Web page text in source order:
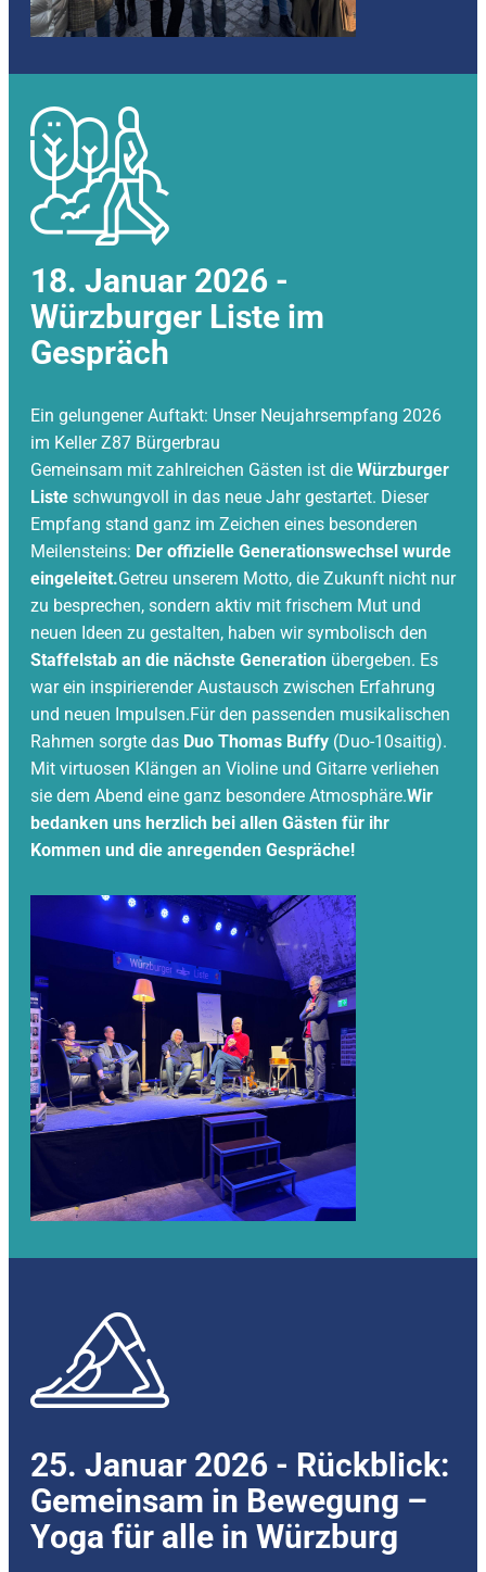
18. Januar 2026 -
Würzburger Liste im
Gespräch
Ein gelungener Auftakt: Unser Neujahrsempfang 2026
im Keller Z87 Bürgerbrau
Gemeinsam mit zahlreichen Gästen ist die Würzburger
Liste schwungvoll in das neue Jahr gestartet. Dieser
Empfang stand ganz im Zeichen eines besonderen
Meilensteins: Der offizielle Generationswechsel wurde
eingeleitet.Getreu unserem Motto, die Zukunft nicht nur
zu besprechen, sondern aktiv mit frischem Mut und
neuen Ideen zu gestalten, haben wir symbolisch den
Staffelstab an die nächste Generation übergeben. Es
war ein inspirierender Austausch zwischen Erfahrung
und neuen Impulsen.Für den passenden musikalischen
Rahmen sorgte das Duo Thomas Buffy (Duo-10saitig).
Mit virtuosen Klängen an Violine und Gitarre verliehen
sie dem Abend eine ganz besondere Atmosphäre.Wir
bedanken uns herzlich bei allen Gästen für ihr
Kommen und die anregenden Gespräche!
25. Januar 2026 - ​Rückblick:
Gemeinsam in Bewegung –
Yoga für alle in Würzburg